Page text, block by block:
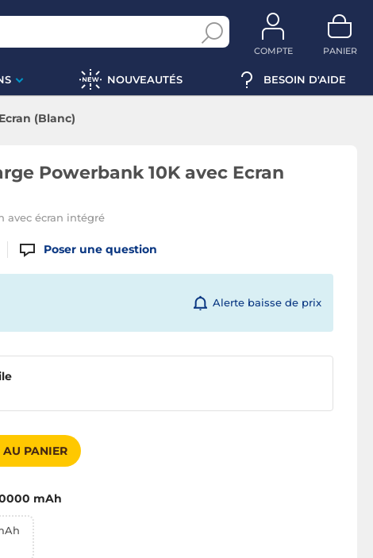
COMPTE PANIER
NOUVEAUTÉS BESOIN D'AIDE
(Blanc)
Powerbank 10K avec Ecran
avec écran intégré
Poser une question
Alerte baisse de prix
PANIER
mAh